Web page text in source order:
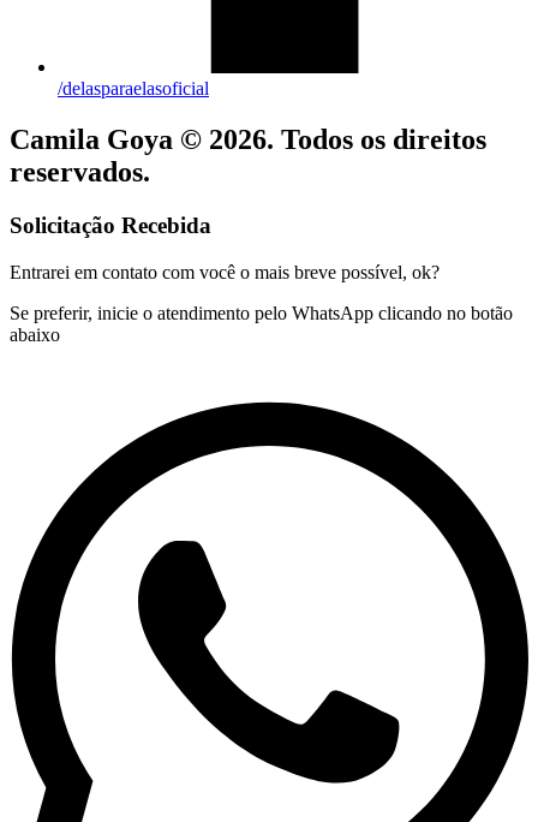
/delasparaelasoficial
Camila Goya © 2026. Todos os direitos
reservados.
Solicitação Recebida
Entrarei em contato com você o mais breve possível, ok?
Se preferir, inicie o atendimento pelo WhatsApp clicando no botão
abaixo